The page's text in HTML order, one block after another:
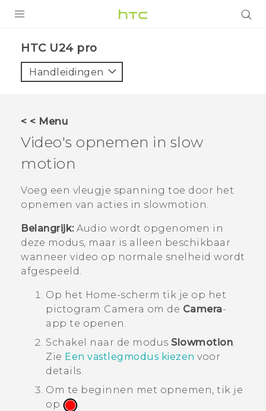
VIVE
AANBIEDINGEN
HTC Club
SUPPORT
HTC-apparaten & -accessoires
VIVERSE
Aanmelden
HTC U24 pro‎
Handleidingen
< < Menu
Video's opnemen in slow
motion
Voeg een vleugje spanning toe door het
opnemen van acties in slowmotion.
Belangrijk:Audio wordt opgenomen in
deze modus, maar is alleen beschikbaar
wanneer video op normale snelheid wordt
afgespeeld.
Op het Home-scherm tik je op het
pictogram Camera om de Camera-
app te openen.
Schakel naar de modus Slowmotion.
Zie Een vastlegmodus kiezen voor
details.
Om te beginnen met opnemen, tik je
op
.